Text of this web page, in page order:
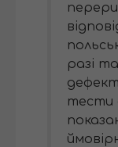
разі
тести